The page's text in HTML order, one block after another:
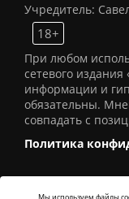
Учредитель:
18+
При любом
сетевого издания
информации и
обязательны.
совпадать с
Политика